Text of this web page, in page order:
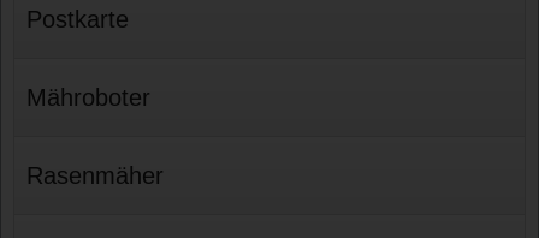
Postkarte
Mähroboter
Rasenmäher